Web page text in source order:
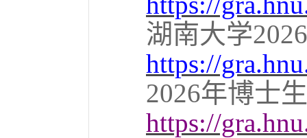
湖南大学2026
https://
2026年博士
https://